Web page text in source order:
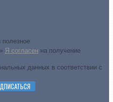
Я согласен на получение
данных в соответствии с